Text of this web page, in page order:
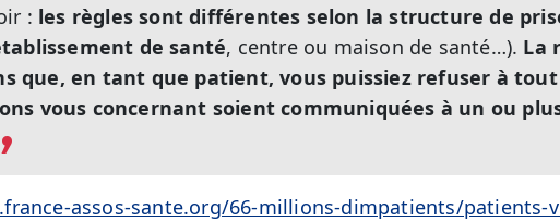
: les règles sont différentes selon la structure de
de santé, centre ou maison de santé…). La
que, en tant que patient, vous puissiez refuser à
vous concernant soient communiquées à un ou
assos-sante.org/66-millions-dimpatients/patients-